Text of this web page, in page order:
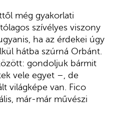
még gyakorlati
szívélyes viszony
ha az érdekei úgy
hátba szúrná Orbánt.
gondoljuk bármit
vele egyet –, de
világképe van. Fico
már-már művészi